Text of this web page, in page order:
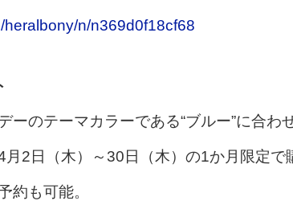
heralbony/n/n369d0f18cf68
ーのテーマカラーである“ブルー”に合わ
月2日（木）～30日（木）の1か月限定
約も可能。